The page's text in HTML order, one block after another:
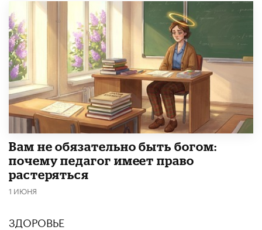
​Вам не обязательно быть богом:
почему педагог имеет право
растеряться
1 ИЮНЯ
ЗДОРОВЬЕ